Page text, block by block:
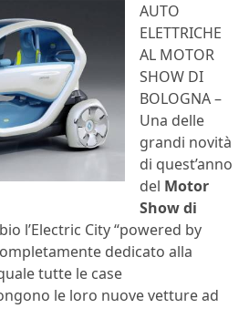
AUTO
ELETTRICHE
AL MOTOR
SHOW DI
BOLOGNA –
Una delle
grandi novità
di quest’anno
del Motor
Show di
l’Electric City “powered by
dedicato alla
tutte le case
le loro nuove vetture ad